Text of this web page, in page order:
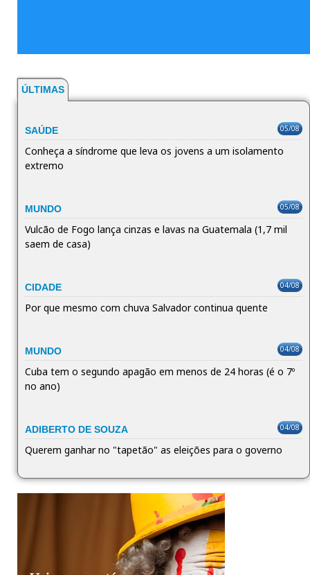
ÚLTIMAS
SAÚDE 05/08
Conheça a síndrome que leva os jovens a um isolamento
extremo
MUNDO 05/08
Vulcão de Fogo lança cinzas e lavas na Guatemala (1,7 mil
saem de casa)
CIDADE 04/08
Por que mesmo com chuva Salvador continua quente
MUNDO 04/08
Cuba tem o segundo apagão em menos de 24 horas (é o 7º
no ano)
ADIBERTO DE SOUZA 04/08
Querem ganhar no "tapetão" as eleições para o governo